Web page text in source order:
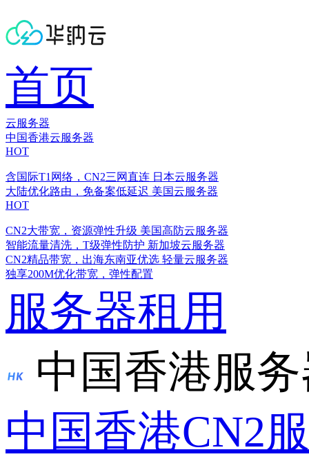
首页
云服务器
中国香港云服务器
HOT
含国际T1网络，CN2三网直连 日本云服务器
大陆优化路由，免备案低延迟 美国云服务器
HOT
CN2大带宽，资源弹性升级 美国高防云服务器
智能流量清洗，T级弹性防护 新加坡云服务器
CN2精品带宽，出海东南亚优选 轻量云服务器
独享200M优化带宽，弹性配置
服务器租用
中国香港服
中国香港CN2